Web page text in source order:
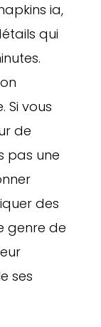
ia,
qui
Si vous
de
pas une
des
genre de
ses